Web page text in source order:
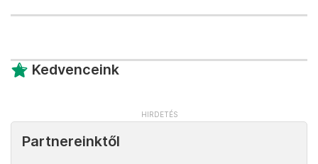
Kedvenceink
Partnereinktől